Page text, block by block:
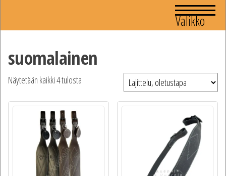
Valikko
suomalainen
Näytetään kaikki 4 tulosta